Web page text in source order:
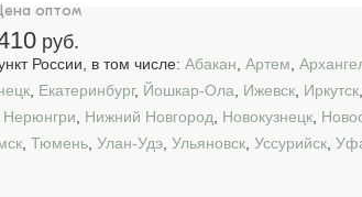
оптом
руб.
России, в том числе: Абакан Артем
Екатеринбург, Йошкар-Ола Ижевск Иркутск
Нерюнгри Нижний Новгород Новокузнецк
Тюмень Улан-Удэ Ульяновск Уссурийск